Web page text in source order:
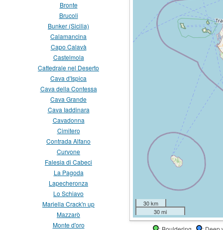
Bronte
Brucoli
Bunker (Sicilia)
Calamancina
Capo Calavà
Castelmola
Cattedrale nel Deserto
Cava d'Ispica
Cava della Contessa
Cava Grande
Cava Iaddinara
Cavadonna
Cimitero
Contrada Alfano
Curvone
Falesia di Cabeci
La Pagoda
Lapecheronza
Lo Schiavo
Mariella Crack'n up
Mazzarò
Monte d'oro
30 km
30 mi